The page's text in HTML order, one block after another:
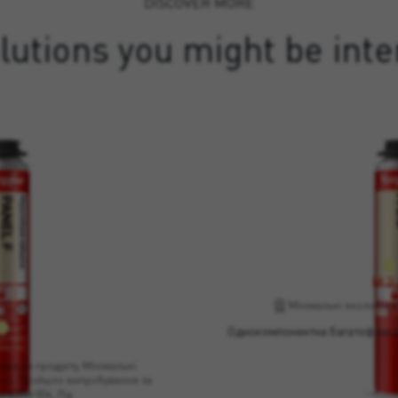
you might be
F
ETAG 004, Лід
M
Мінімальні
Однокомпонентна